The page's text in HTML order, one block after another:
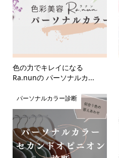
色の力でキレイになる
Ra.nunの パーソナルカ...
パーソナルカラー診断